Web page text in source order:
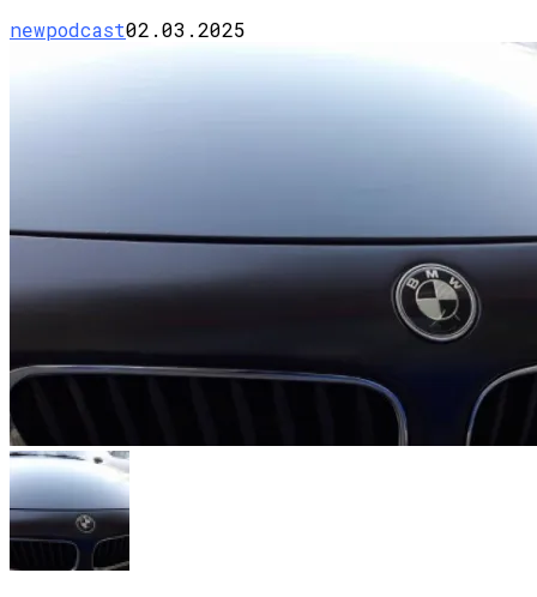
newpodcast02.03.2025